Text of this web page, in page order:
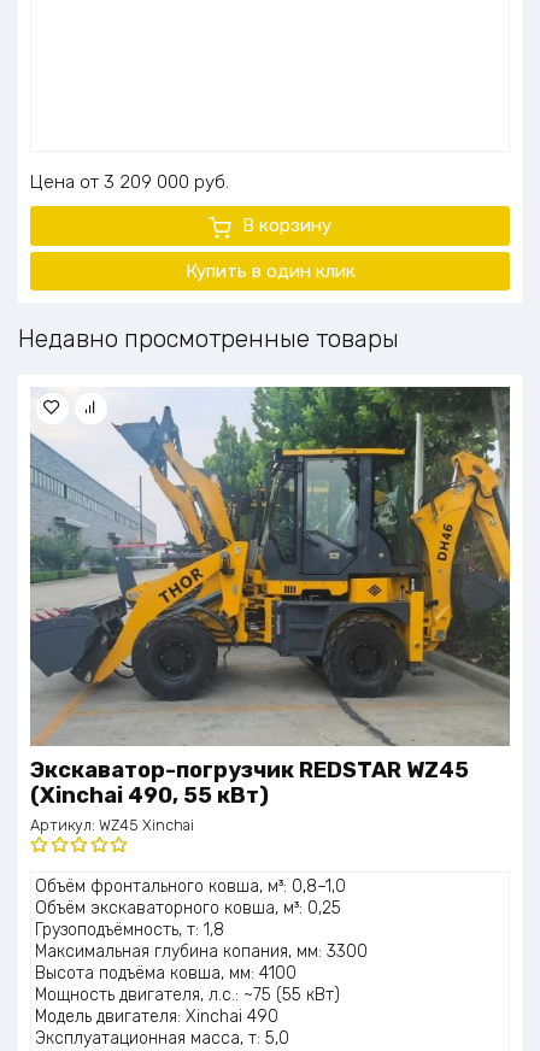
Цена 3 209 000 руб.
В корзину
Купить в один клик
Недавно просмотренные товары
Экскаватор-погрузчик REDSTAR WZ45
(Xinchai 490, 55 кВт)
Артикул: WZ45 Xinchai
Оценка
5.00из 5
Объём фронтального ковша, м³: 0,8–1,0
Объём экскаваторного ковша, м³: 0,25
Грузоподъёмность, т: 1,8
Максимальная глубина копания, мм: 3300
Высота подъёма ковша, мм: 4100
Мощность двигателя, л.с.: ~75 (55 кВт)
Модель двигателя: Xinchai 490
Эксплуатационная масса, т: 5,0